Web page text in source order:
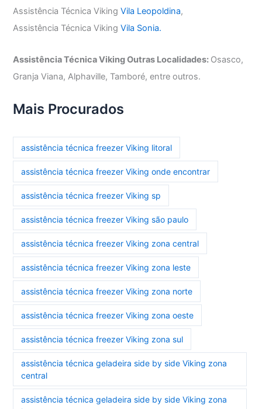
Assistência Técnica VikingVila Leopoldina,
Assistência Técnica VikingVila Sonia.
Assistência Técnica Viking Outras Localidades: Osasco,
Granja Viana, Alphaville, Tamboré, entre outros.
Mais Procurados
assistência técnica freezer Viking litoral
assistência técnica freezer Viking onde encontrar
assistência técnica freezer Viking sp
assistência técnica freezer Viking são paulo
assistência técnica freezer Viking zona central
assistência técnica freezer Viking zona leste
assistência técnica freezer Viking zona norte
assistência técnica freezer Viking zona oeste
assistência técnica freezer Viking zona sul
assistência técnica geladeira side by side Viking zona
central
assistência técnica geladeira side by side Viking zona